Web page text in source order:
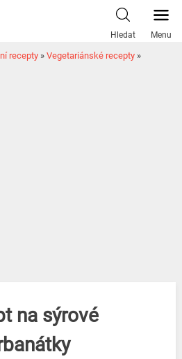
Hledat Menu
recepty » Vegetariánské recepty »
na sýrové